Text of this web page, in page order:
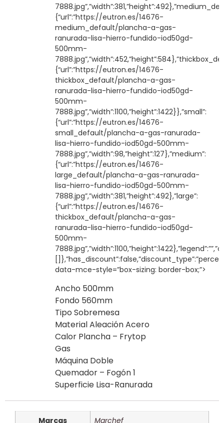
{“url”:”https://eutron.es/14676-
medium_default/plancha-a-gas-
ranurada-lisa-hierro-fundido-iod50gd-
500mm-
{“url”:”https://eutron.es/14676-
thickbox_default/plancha-a-gas-
ranurada-lisa-hierro-fundido-iod50gd-
500mm-
7888.jpg”,”width”:1100,”height”:1422}},”small”:
{“url”:”https://eutron.es/14676-
small_default/plancha-a-gas-ranurada-
lisa-hierro-fundido-iod50gd-500mm-
7888.jpg”,”width”:98,”height”:127},”medium”:
{“url”:”https://eutron.es/14676-
large_default/plancha-a-gas-ranurada-
lisa-hierro-fundido-iod50gd-500mm-
7888.jpg”,”width”:381,”height”:492},”large”:
{“url”:”https://eutron.es/14676-
thickbox_default/plancha-a-gas-
ranurada-lisa-hierro-fundido-iod50gd-
500mm-
data-mce-style=”box-sizing: border-box;”>
Ancho 500mm
Fondo 560mm
Tipo Sobremesa
Material Aleación Acero
Calor Plancha – Frytop
Gas
Máquina Doble
Quemador – Fogón 1
Superficie Lisa-Ranurada
Marcas Marchef